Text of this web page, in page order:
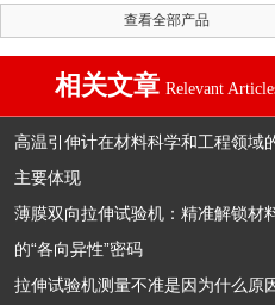
查看全部产品
相关文章 Relevant
高温引伸计在材料科学和工程领域
主要体现
薄膜双向拉伸试验机：精准解锁材
的“各向异性”密码
拉伸试验机测量不准是因为什么原